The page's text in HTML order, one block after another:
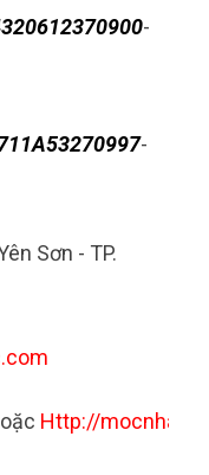
-
-
Sơn - TP.
Http://